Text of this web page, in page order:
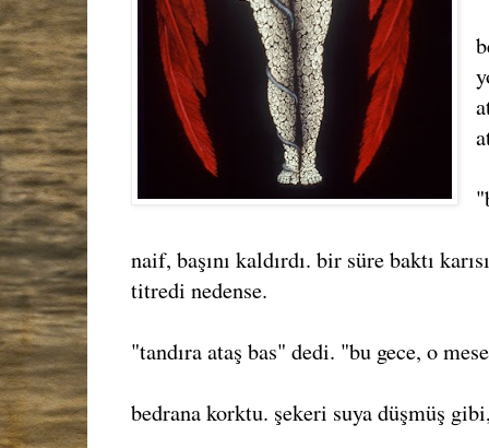
naif, başını kaldırdı. bir süre baktı
titredi nedense.
"tandıra ataş bas" dedi. "bu gece, o
bedrana korktu. şekeri suya düşmüş